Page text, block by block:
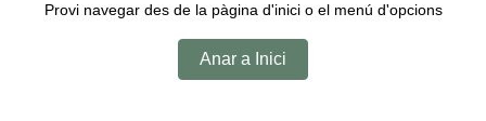
Provi navegar des de la pàgina d'inici o el menú d'opcions
Anar a Inici